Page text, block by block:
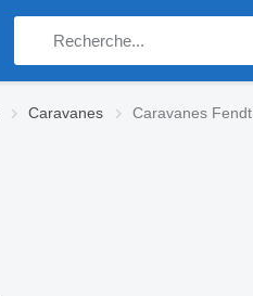
Caravanes Caravanes Fendt